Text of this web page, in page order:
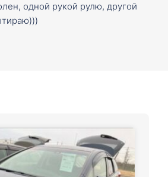
одной рукой рулю, другой